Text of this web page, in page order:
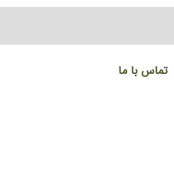
تماس با ما